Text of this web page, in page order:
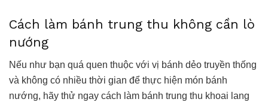
Cách làm bánh trung thu không cần lò
nướng
Nếu như bạn quá quen thuộc với vị bánh dẻo truyền thống
và không có nhiều thời gian để thực hiện món bánh
nướng, hãy thử ngay cách làm bánh trung thu khoai lang